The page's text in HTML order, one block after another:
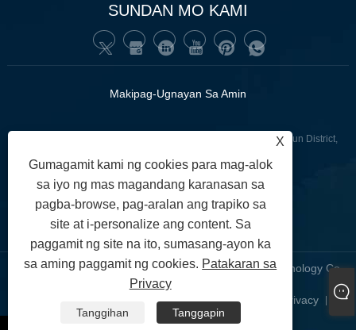
SUNDAN MO KAMI
Makipag-Ugnayan Sa Amin
:43 Fenghe West Road, Fenghe Village, Renhe Town, Baiyun District,
Guangzhou, China.
Tel: +86-13502416551
junnan02@gzgoge.com
Copyright © 2024 Guangzhou Junnan Audiovisual Technology Co,
.ltd. Nakalaan ang lahat ng mga karapatan.
| XML | Patakaran sa Privacy
X
Gumagamit kami ng cookies para mag-alok
sa iyo ng mas magandang karanasan sa
pagba-browse, pag-aralan ang trapiko sa
site at i-personalize ang content. Sa
paggamit ng site na ito, sumasang-ayon ka
sa aming paggamit ng cookies. Patakaran sa
Privacy
Tanggihan Tanggapin